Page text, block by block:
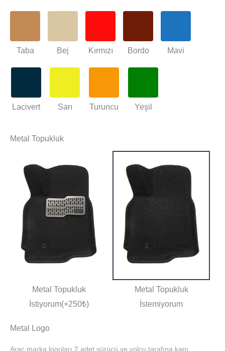
Taba Bej Kırmızı Bordo Mavi
Lacivert Sarı Turuncu Yeşil
Metal Topukluk
Metal Topukluk
İstiyorum(+250₺)
Metal Topukluk
İstemiyorum
Metal Logo
Araç marka logoları 2 adet sürücü ve yolcu tarafına kapı